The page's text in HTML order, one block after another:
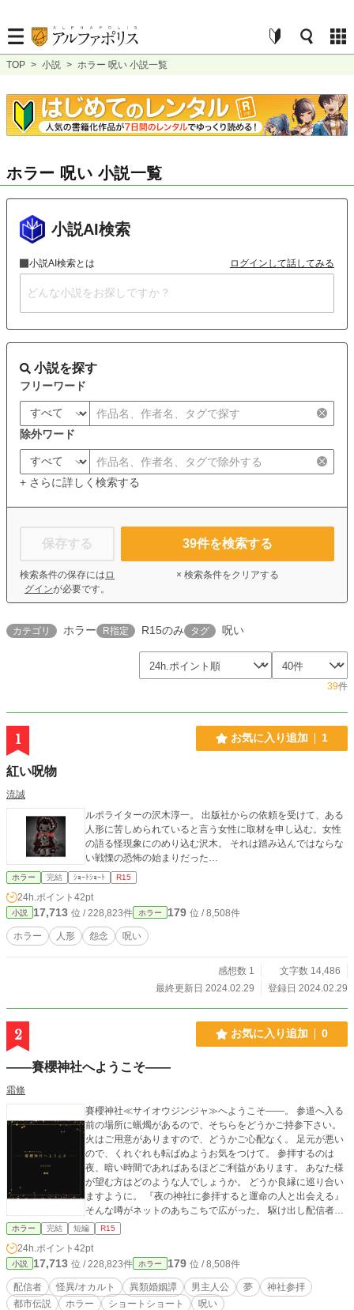
TOP > 小説 > ホラー 呪い 小説一覧
ホラー 呪い 小説一覧
小説AI検索
小説AI検索とは ログインして話してみる
小説を探す
フリーワード
除外ワード
+ さらに詳しく検索する
保存する
検索条件の保存には ロ
グインが必要です。
39件を検索する
× 検索条件をクリアする
カテゴリ ホラー R指定 R15のみ タグ 呪い
39件
1 お気に入り追加 1
紅い呪物
流誠
ルポライターの沢木淳一。 出版社からの依頼を受けて、ある
人形に苦しめられていると言う女性に取材を申し込む。女性
の語る怪現象にのめり込む沢木。 それは踏み込んではならな
い戦慄の恐怖の始まりだった…
ホラー 完結 ｼｮｰﾄｼｮｰﾄ R15
24h.ポイント 42pt
小説 17,713 位 / 228,823件 ホラー 179 位 / 8,508件
ホラー 人形 怨念 呪い
感想数 1
文字数 14,486
最終更新日 2024.02.29
登録日 2024.02.29
2 お気に入り追加 0
――賽櫻神社へようこそ――
霜條
賽櫻神社≪サイオウジンジャ≫へようこそ――。 参道へ入る
前の場所に蝋燭があるので、そちらをどうかご持参下さい。
火はご用意がありますので、どうかご心配なく。 足元が悪い
ので、くれぐれも転ばぬようお気をつけて。 参拝するのは
夜、暗い時間であればあるほどご利益があります。 あなた様
が望む方はどのような人でしょうか。 どうか良縁に巡り合い
ますように。 『夜の神社に参拝すると運命の人と出会える』
そんな噂がネットのあちこちで広がった。 駆け出し配信者の
タモツの提案で、イツキとケイジはその賽櫻神社へと車を出
して行ってみる。 暗いだけでボロボロの神社にご利益なんて
あるのだろうか。 半信半疑でいたが、その神社を後にすれば
ケイジはある女性が何度も夢に現れることになる。 あの人は
一体誰なのだろうか――。 ©霜條 Don't Repost,Don't AI Traini
ng,Don't use my work 禁止:転載・二次利用・AI学習
ホラー 完結 短編 R15
24h.ポイント 42pt
小説 17,713 位 / 228,823件 ホラー 179 位 / 8,508件
配信者 怪異/オカルト 異類婚姻譚 男主人公 夢
神社参拝
都市伝説
ホラー ショートショート 呪い